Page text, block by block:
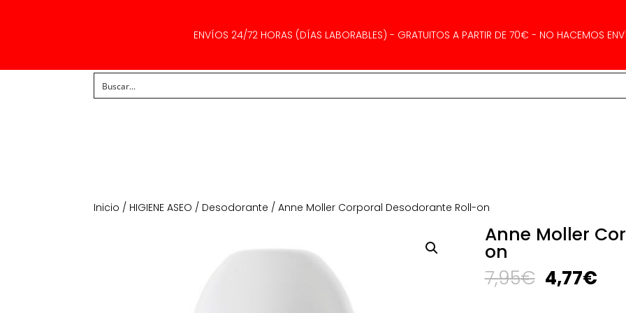
ENVÍOS 24/72 HORAS (DÍAS LABORABLES) - GRATUITOS A PARTIR DE 70€ - NO HACEMOS
Inicio / HIGIENE ASEO / Desodorante / Anne Moller Corporal Desodorante Roll-on
Anne Moller
on
7,95€ El
precio
4,77€El